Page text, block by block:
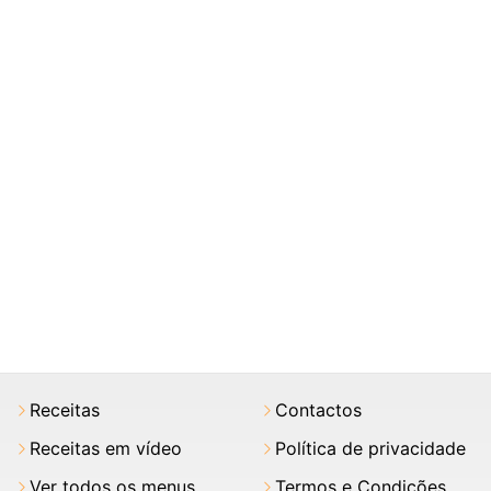
Receitas
Receitas em vídeo
Ver todos os menus
Contactos
Política de privacidade
Termos e Condições